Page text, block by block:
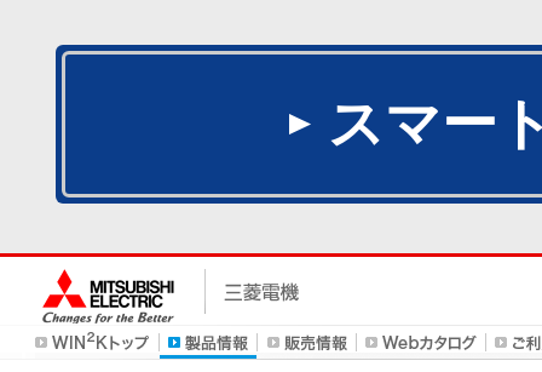
スマー